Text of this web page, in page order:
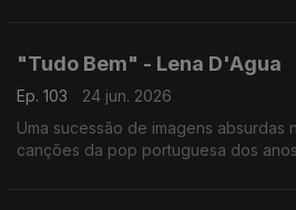
"Tudo Bem" - Lena D'Agua
Ep. 103
24 jun. 2026
Uma sucessão de imagens absurdas
canções da pop portuguesa dos